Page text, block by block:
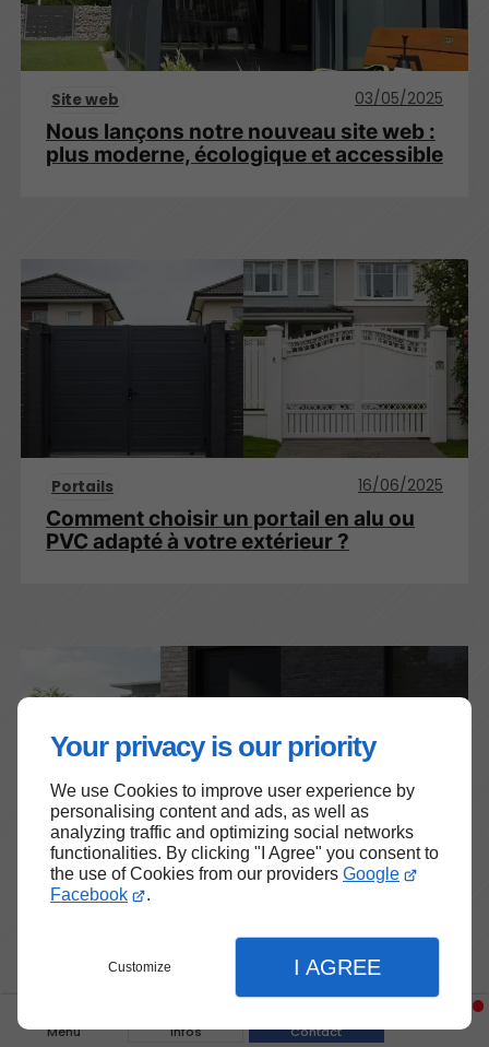
Your privacy is our priority
We use Cookies to improve user experience by
personalising content and ads, as well as
analyzing traffic and optimizing social networks
functionalities. By clicking "I Agree" you consent to
the use of Cookies from our providers Google
Facebook
.
Customize I AGREE
Menu Infos Contact
Site web 03/05/2025
Nous lançons notre nouveau site web :
plus moderne, écologique et accessible
Portails 16/06/2025
Comment choisir un portail en alu ou
PVC adapté à votre extérieur ?
Portes d'entrée 08/08/2025
Porte d’entrée : sécurité, isolation,